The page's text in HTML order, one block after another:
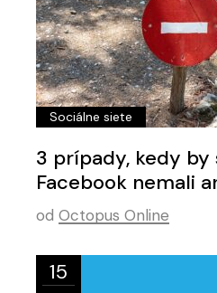
Sociálne siete
3 prípady, kedy
Facebook nemali
od Octopus Online
15